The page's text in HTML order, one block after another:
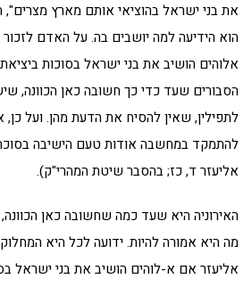
את בני ישראל בהוציאי אותם מארץ מצרים",
הוא הידיעה למה יושבים בה. על האדם לזכור
אלוהים הושיב את בני ישראל בסוכות
הסבורים שעד כדי כך חשובה כאן הכוונה,
לתפילין, שאין להסיח את הדעת מהן. ועל
להתמקד במחשבה אודות טעם הישיבה
אליעזר ד, כז; בהסבר שיטת המהרי"ק).
האירוניה היא שעד כמה שחשובה כאן
מה היא אמורה להיות. ידועה לכל היא
אליעזר אם א-לוהים הושיב את בני ישראל